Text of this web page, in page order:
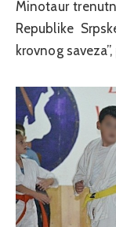
Minotaur
Republike
krovnog